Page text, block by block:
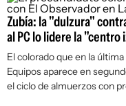
Zubía: la "dulzura"
al PC lo lidere la "centro
El colorado que en la
Equipos aparece en
el ciclo de almuerzos con